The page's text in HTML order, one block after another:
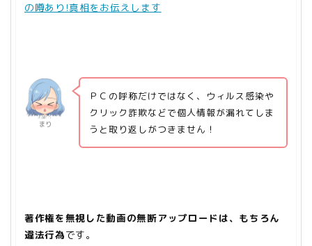
の噂あり!真相をお伝えします
まり
ＰＣの呼称だけではなく、ウィルス感染や
クリック詐欺などで個人情報が漏れてしま
うと取り返しがつきません！
著作権を無視した動画の無断アップロードは、もちろん
違法行為です。